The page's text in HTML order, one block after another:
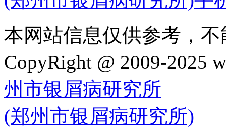
本网站信息仅供参考，
CopyRight @ 2009-2025
州市银屑病研究所
(郑州市银屑病研究所)